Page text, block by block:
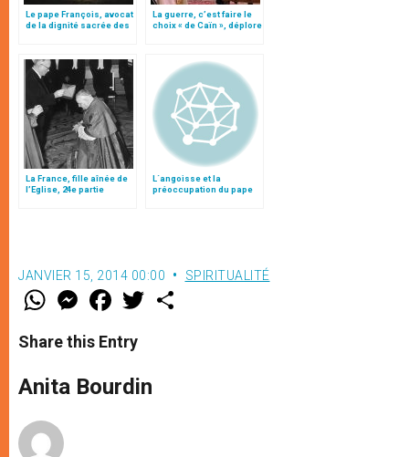
Le pape François, avocat
de la dignité sacrée des
La guerre, c’est faire le
choix « de Caïn », déplore
La France, fille aînée de
l’Eglise, 24e partie
L´angoisse et la
préoccupation du pape
JANVIER 15, 2014 00:00 SPIRITUALITÉ
W
t
s
p
p
M
e
s
e
g
e
F
a
e
b
o
k
w
r
Share this Entry
Anita Bourdin